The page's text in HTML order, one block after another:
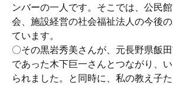
ンバーの一人です。そこでは、公民
会、施設経営の社会福祉法人の今後
ています。
〇その黒岩秀美さんが、元長野県飯
であった木下巨一さんとつながり、
られました。と同時に、私の教え子